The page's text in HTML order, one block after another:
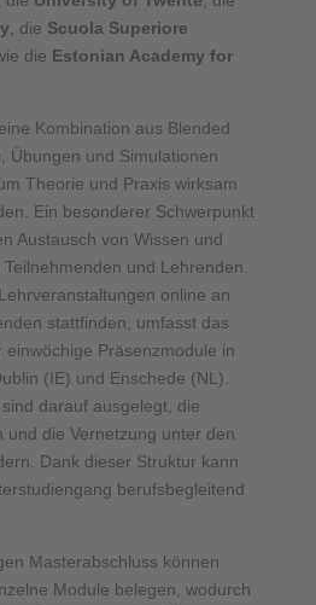
, die Scuola Superiore
die Estonian Academy for
Kombination aus Blended
Übungen und Simulationen
Theorie und Praxis wirksam
Ein besonderer Schwerpunkt
Austausch von Wissen und
und Lehrenden.
online an
stattfinden, umfasst das
Präsenzmodule in
(IE) und Enschede (NL).
darauf ausgelegt, die
und die Vernetzung unter den
Dank dieser Struktur kann
berufsbegleitend
Masterabschluss können
Module belegen, wodurch